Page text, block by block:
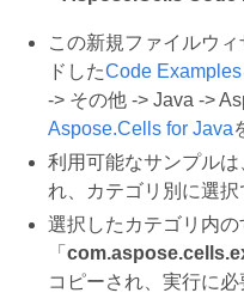
この新規ファイルウ
ドしたCode Examples
-> その他 -> Java ->
Aspose.Cells for Java
利用可能なサンプル
れ、カテゴリ別に選択
選択したカテゴリ内
「
コピーされ、実行に